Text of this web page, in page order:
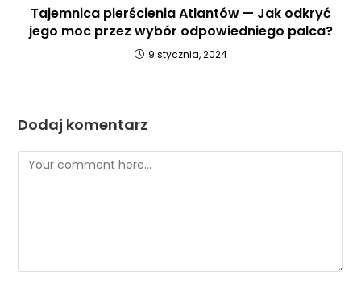
Tajemnica pierścienia Atlantów — Jak odkryć
jego moc przez wybór odpowiedniego palca?
9 stycznia, 2024
Dodaj komentarz
Comment